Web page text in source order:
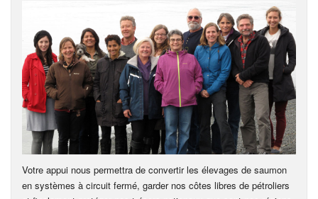
Votre appui nous permettra de convertir les élevages de saumon
en systèmes à circuit fermé, garder nos côtes libres de pétroliers